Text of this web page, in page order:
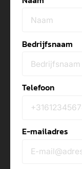
Bedrijfsnaam
Telefoon
E-mailadres